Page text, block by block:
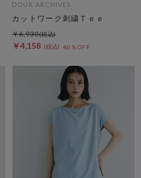
DOUX ARCHIVES
カットワーク刺繍Ｔｅｅ
￥4,158 40％OFF
￥6,930